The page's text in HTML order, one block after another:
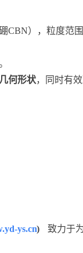
CBN），粒度范围
何形状，同时有效
ys.cn) 致力于